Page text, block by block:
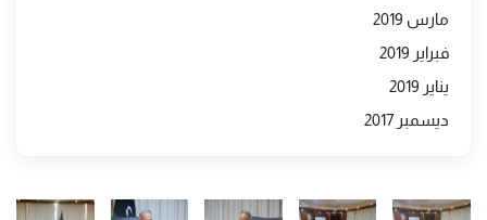
مارس 2019
فبراير 2019
يناير 2019
ديسمبر 2017